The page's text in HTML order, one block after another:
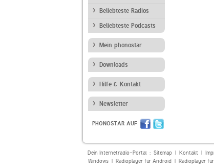
Beliebteste Radios
Beliebteste Podcasts
Mein phonostar
Downloads
Hilfe & Kontakt
Newsletter
PHONOSTAR AUF
Dein Internetradio-Portal : Sitemap| Kontakt|
Windows| Radioplayer für Android| Radioplayer